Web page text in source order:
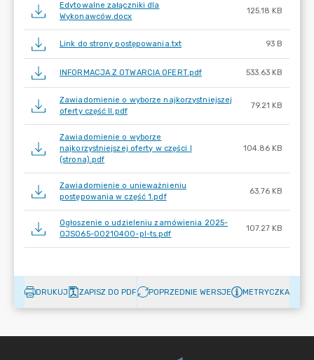
Edytowalne załączniki dla
Wykonawców.docx
125.18 KB
Link do strony postępowania.txt 93 B
INFORMACJA Z OTWARCIA OFERT.pdf 533.63 KB
Zawiadomienie o wyborze najkorzystniejszej
oferty część II.pdf
79.21 KB
Zawiadomienie o wyborze
najkorzystniejszej oferty w części I
(strona).pdf
104.86 KB
Zawiadomienie o unieważnieniu
postępowania w część 1.pdf
63.76 KB
Ogłoszenie o udzieleniu zamówienia 2025-
OJS065-00210400-pl-ts.pdf
107.27 KB
DRUKUJ ZAPISZ DO PDF POPRZEDNIE WERSJE METRYCZKA